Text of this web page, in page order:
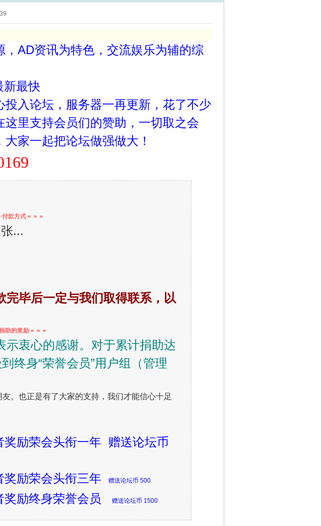
AD资讯为特色，交流娱乐为辅的综
新最快
入论坛，服务器一再更新，花了不少
里支持会员们的赞助，一切取之会
家一起把论坛做强做大！
付款方式＝＝＝
张...
完毕后一定与我们取得联系，以
助的奖励＝＝＝
示衷心的感谢。对于累计捐助达
终身“荣誉会员”用户组（管理
。也正是有了大家的支持，我们才能信心十足
奖励荣会头衔一年 赠送论坛币
奖励荣会头衔三年
赠送论坛币 500
奖励终身荣誉会员 赠送论坛币 1500